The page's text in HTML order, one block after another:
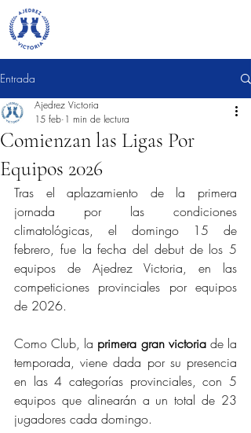
Entrada
Comienzan las Ligas Por
Equipos 2026
Ajedrez Victoria
15 feb 1 min de lectura
Tras el aplazamiento de la primera
jornada por las condiciones
climatológicas, el domingo 15 de
febrero, fue la fecha del debut de los 5
equipos de Ajedrez Victoria, en las
competiciones provinciales por equipos
de 2026.
Como Club, la primera gran victoria de la
temporada, viene dada por su presencia
en las 4 categorías provinciales, con 5
equipos que alinearán a un total de 23
jugadores cada domingo.